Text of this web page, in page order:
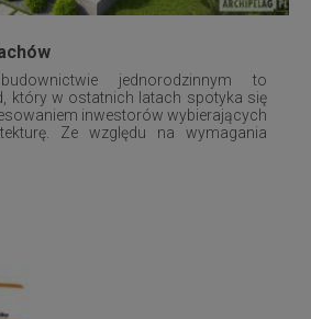
jednorodzinnym to
który w ostatnich latach spotyka się
inwestorów wybierających
Ze względu na wymagania